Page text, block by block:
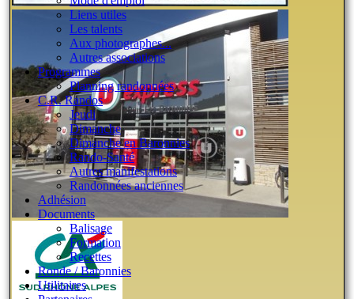
Liens utiles
Les talents
Aux photographes...
Autres associations
Programmes
Planning randonnées
C.R. Randos
Jeudi
Dimanche
Dimanche en Baronnies
Rando-Santé
Autres manifestations
Randonnées anciennes
Adhésion
Documents
Balisage
Formation
Recettes
Ronde / Baronnies
Utilitaires